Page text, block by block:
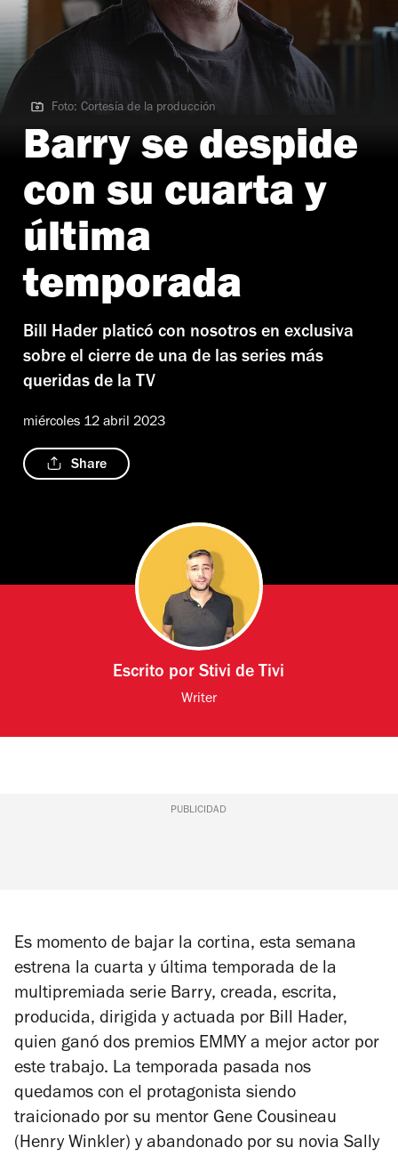
Foto: Cortesía de la producción
Foto: Cortesía de la producción
Barry se despide
con su cuarta y
última
temporada
Bill Hader platicó con nosotros en exclusiva
sobre el cierre de una de las series más
queridas de la TV
miércoles 12 abril 2023
Share
Escrito porStivi de Tivi
Writer
PUBLICIDAD
Es momento de bajar la cortina, esta semana
estrena la cuarta y última temporada de la
multipremiada serie Barry, creada, escrita,
producida, dirigida y actuada por Bill Hader,
quien ganó dos premios EMMY a mejor actor por
este trabajo. La temporada pasada nos
quedamos con el protagonista siendo
traicionado por su mentor Gene Cousineau
(Henry Winkler) y abandonado por su novia Sally